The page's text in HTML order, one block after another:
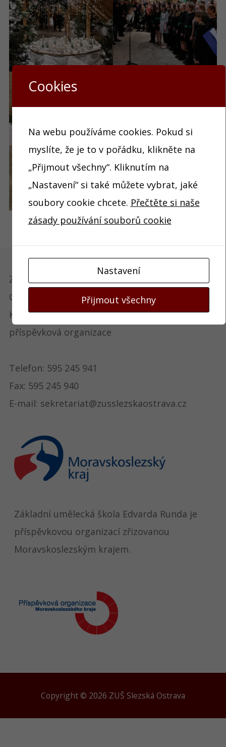
Základní umělecká škola Edvarda Runda
Ostrava – Slezská Ostrava
Keltičkova 4
příspěvková organizace
Telefon: 595 245 941
Fax: 595 245 940
E-mail: sekretariat@zusslezskaostrava.cz
Základní umělecká škola Edvarda Runda je
příspěvkovou organizací zřizovanou
Moravskoslezským krajem.
Copyright © 2026 ZUŠ Slezská Ostrava
Cookies
Na webu používáme cookies. Pokud si
myslíte, že je to v pořádku, klikněte na
„Přijmout všechny“. Kliknutím na
„Nastavení“ si také můžete vybrat, jaké
soubory cookie chcete. Přečtěte si naše
zásady používání souborů cookie
Nastavení
Přijmout všechny